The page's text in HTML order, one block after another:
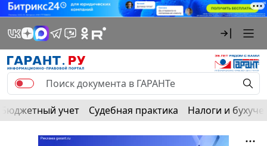
Бюджетный учет Судебная практика Налоги и